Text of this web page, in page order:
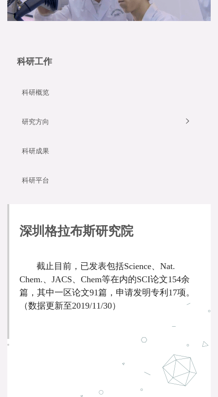
科研工作
科研概览
研究方向
科研成果
科研平台
深圳格拉布斯研究院
截止目前，已发表包括Science、Nat.
Chem.、JACS、Chem等在内的SCI论文154余
篇，其中一区论文91篇，申请发明专利 17项。
（数据更新至2019/11/30）